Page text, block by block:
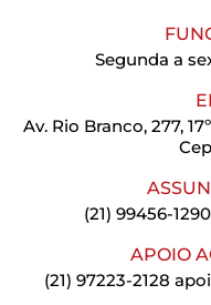
Segunda a
Av. Rio Branco, 277,
(21) 99456-1290
APOIO
(21) 97223-2128